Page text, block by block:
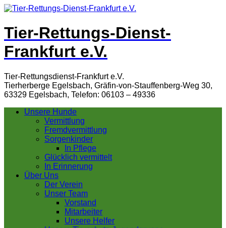
Tier-Rettungs-Dienst-
Frankfurt e.V.
Tier-Rettungsdienst-Frankfurt e.V.
Tierherberge Egelsbach, Gräfin-von-Stauffenberg-Weg 30,
63329 Egelsbach, Telefon: 06103 – 49336
Unsere Hunde
Vermittlung
Fremdvermittlung
Sorgenkinder
In Pflege
Glücklich vermittelt
In Erinnerung
Über Uns
Der Verein
Unser Team
Vorstand
Mitarbeiter
Unsere Helfer